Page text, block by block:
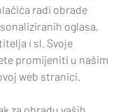
privatnosti
Suradnici
radi obrade
oglasa,
i sl. Svoje
promijeniti u našim
web stranici.